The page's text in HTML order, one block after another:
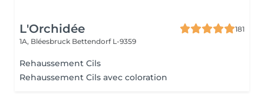
L'Orchidée
181
1A, Bléesbruck Bettendorf L-9359
Rehaussement Cils
Rehaussement Cils avec coloration